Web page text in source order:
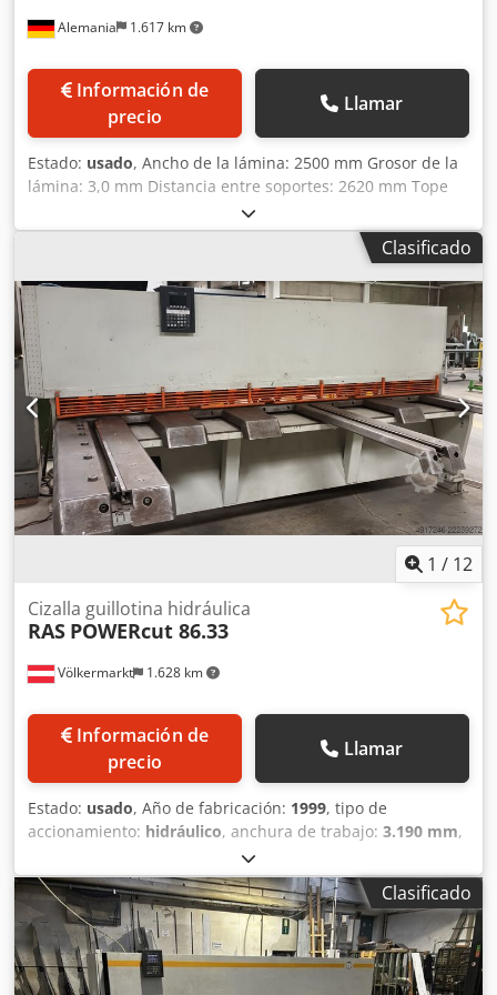
Alemania 1.617 km
Información de
precio
Llamar
Estado: usado, Ancho de la lámina: 2500 mm Grosor de la
lámina: 3,0 mm Distancia entre soportes: 2620 mm Tope
trasero: ajustable, 850 mm Cedpfx Aetn Em Reptoha Peso
de la máquina: aproximadamente 2,8 toneladas
Dimensiones (largo x ancho x alto): 3,2 x 1,8 x 1,7 mClasificado
1 / 12
Völkermarkt 1.628 km
Cizalla guillotina hidráulica
RAS POWERcut 86.33
Información de
precio
Llamar
Estado: usado, Año de fabricación: 1999, tipo de
accionamiento: hidráulico, anchura de trabajo: 3.190 mm,
6 mm
mm, peso total:6.800 kg, ancho total:3.830 mm,
Ofrecemos esta cizalla hidráulica de chapa RAS POWERcut
86.33, usada, fabricada en 1999. Fabricante: RAS Modelo:
POWERcut 86.33 Año de fabricación: 1999 Estado: usada ID
de categoría: 1025 ID de tipo: 4196 Tipo de máquina:
Clasificado